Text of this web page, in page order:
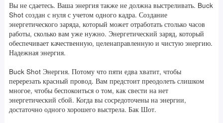
Вы не сдаетесь. Ваша энергия также не должна выстреливать. Buck
Shot создан с нуля с учетом одного кадра. Создание
энергетического заряда, который может отработать столько часов
работы, сколько вам уже нужно. Энергетический заряд, который
обеспечивает качественную, целенаправленную и чистую энергию.
Надежная энергия.
Buck Shot Энергия. Потому что пяти едва хватит, чтобы
перерезать красный провод. Вам предстоит преодолеть слишком
многое, чтобы беспокоиться о том, как свести на нет
энергетический сбой. Когда вы сосредоточены на энергии,
достаточно одного хорошего выстрела. Бак Шот.